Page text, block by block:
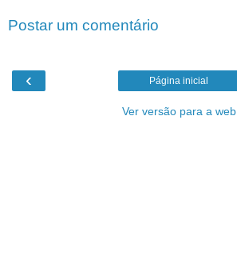
Postar um comentário
‹ Página inicial
Ver versão para a web